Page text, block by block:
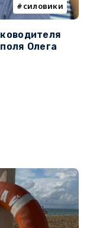
силовики
Олега